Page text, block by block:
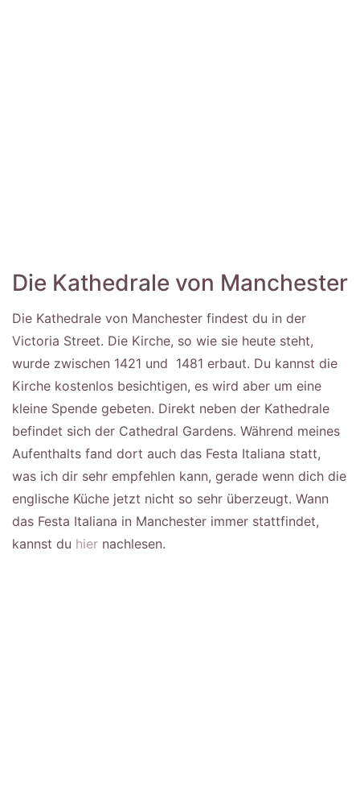
Die Kathedrale von Manchester
Die Kathedrale von Manchester findest du in der
Victoria Street. Die Kirche, so wie sie heute steht,
wurde zwischen 1421 und 1481 erbaut. Du kannst die
Kirche kostenlos besichtigen, es wird aber um eine
kleine Spende gebeten. Direkt neben der Kathedrale
befindet sich der Cathedral Gardens. Während meines
Aufenthalts fand dort auch das Festa Italiana statt,
was ich dir sehr empfehlen kann, gerade wenn dich die
englische Küche jetzt nicht so sehr überzeugt. Wann
das Festa Italiana in Manchester immer stattfindet,
kannst du hier nachlesen.